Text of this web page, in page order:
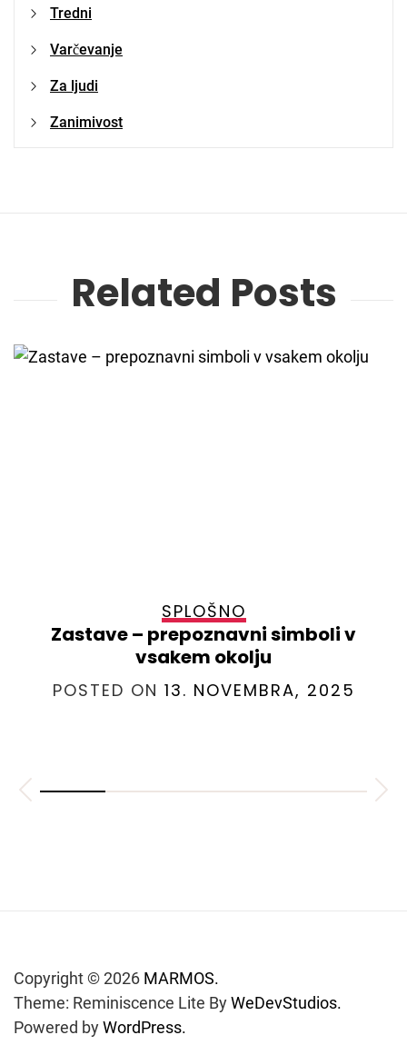
Tredni
Varčevanje
Za ljudi
Zanimivost
Related Posts
SPLOŠNO
Zastave – prepoznavni simboli v
vsakem okolju
POSTED ON 13. NOVEMBRA, 2025
Copyright © 2026 MARMOS.
Theme: Reminiscence Lite ByWeDevStudios.
Powered byWordPress.